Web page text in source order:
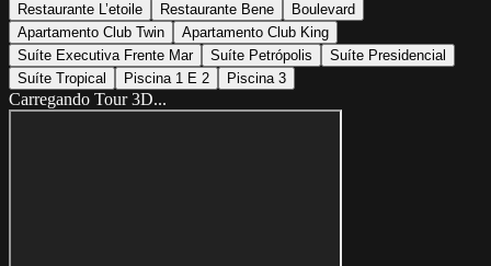
Restaurante L’etoile
Restaurante Bene
Boulevard
Apartamento Club Twin
Apartamento Club King
Suíte Executiva Frente Mar
Suíte Petrópolis
Suíte Presidencial
Suíte Tropical
Piscina 1 E 2 Piscina 3
Carregando Tour 3D...